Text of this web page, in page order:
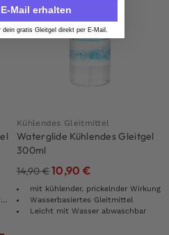
Kühlendes Gleitmittel
Waterglide Kühlendes Gleitgel
300ml
14,90€10,90 €
mit kühlender, prickelnder Wirkung
Wasserbasiertes Gleitmittel
Leicht mit Wasser abwaschbar
Mail erhalten
gratis Gleitgel direkt per E-Mail.